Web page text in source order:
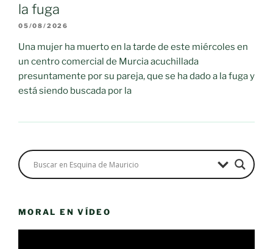
la fuga
05/08/2026
Una mujer ha muerto en la tarde de este miércoles en
un centro comercial de Murcia acuchillada
presuntamente por su pareja, que se ha dado a la fuga y
está siendo buscada por la
MORAL EN VÍDEO